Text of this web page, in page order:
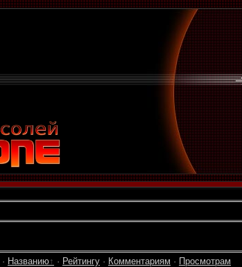
· Названию · Рейтингу · Комментариям · Просмотрам